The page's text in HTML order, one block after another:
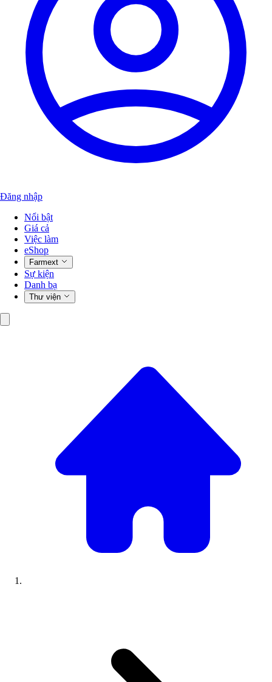
Đăng nhập
Nổi bật
Giá cả
Việc làm
eShop
Farmext
Sự kiện
Danh bạ
Thư viện